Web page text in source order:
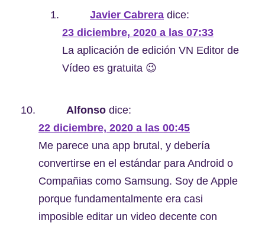
Javier Cabrera dice:
23 diciembre, 2020 a las 07:33
La aplicación de edición VN Editor de
Vídeo es gratuita 😉
Alfonso dice:
22 diciembre, 2020 a las 00:45
Me parece una app brutal, y debería
convertirse en el estándar para Android o
Compañias como Samsung. Soy de Apple
porque fundamentalmente era casi
imposible editar un video decente con